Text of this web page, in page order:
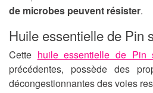
de microbes peuvent résister.
Huile essentielle de Pin
Cette huile essentielle de Pin
précédentes, possède des
décongestionnantes des voies